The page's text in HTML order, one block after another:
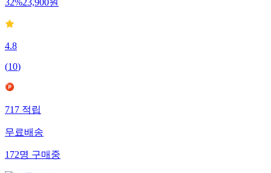
32%23,900원
4.8
(10)
717적립
무료배송
172명구매중